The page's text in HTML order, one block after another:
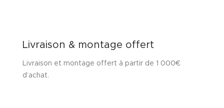
Livraison & montage offert
Livraison et montage offert à partir de 1 000€
d’achat.